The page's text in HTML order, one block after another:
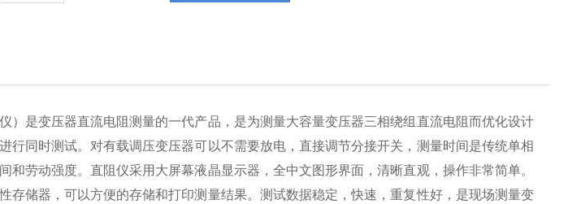
）是变压器直流电阻测量的一代产品，是为测量大容量变压器三相绕组直流电阻而优化设计
行同时测试。对有载调压变压器可以不需要放电，直接调节分接开关，测量时间是传统单相
和劳动强度。直阻仪采用大屏幕液晶显示器，全中文图形界面，清晰直观，操作非常简单。
存储器，可以方便的存储和打印测量结果。测试数据稳定，快速，重复性好，是现场测量变